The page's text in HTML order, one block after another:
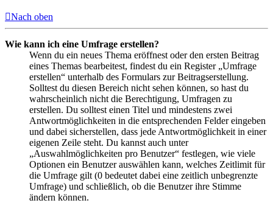
Nach oben
Wie kann ich eine Umfrage erstellen?
Wenn du ein neues Thema eröffnest oder den ersten Beitrag
eines Themas bearbeitest, findest du ein Register „Umfrage
erstellen“ unterhalb des Formulars zur Beitragserstellung.
Solltest du diesen Bereich nicht sehen können, so hast du
wahrscheinlich nicht die Berechtigung, Umfragen zu
erstellen. Du solltest einen Titel und mindestens zwei
Antwortmöglichkeiten in die entsprechenden Felder eingeben
und dabei sicherstellen, dass jede Antwortmöglichkeit in einer
eigenen Zeile steht. Du kannst auch unter
„Auswahlmöglichkeiten pro Benutzer“ festlegen, wie viele
Optionen ein Benutzer auswählen kann, welches Zeitlimit für
die Umfrage gilt (0 bedeutet dabei eine zeitlich unbegrenzte
Umfrage) und schließlich, ob die Benutzer ihre Stimme
ändern können.